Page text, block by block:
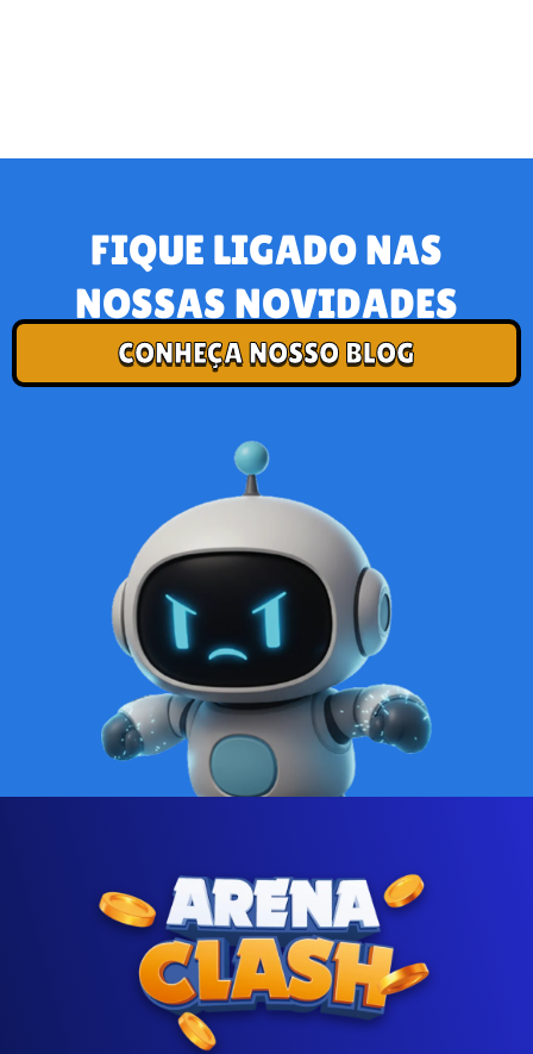
FIQUE LIGADO NAS
NOSSAS NOVIDADES
CONHEÇA NOSSO BLOG